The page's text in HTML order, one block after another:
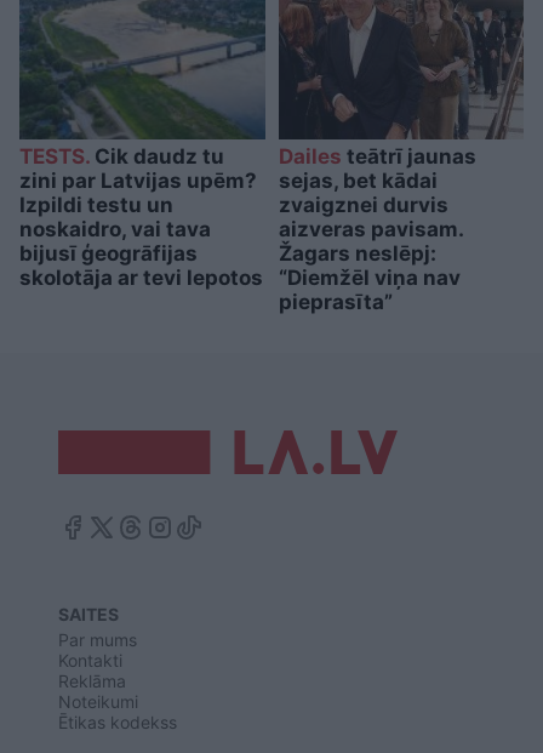
TESTS. Cik daudz tu
zini par Latvijas upēm?
Izpildi testu un
noskaidro, vai tava
bijusī ģeogrāfijas
skolotāja ar tevi lepotos
Dailes teātrī jaunas
sejas, bet kādai
zvaigznei durvis
aizveras pavisam.
Žagars neslēpj:
“Diemžēl viņa nav
pieprasīta”
SAITES
Par mums
Kontakti
Reklāma
Noteikumi
Ētikas kodekss